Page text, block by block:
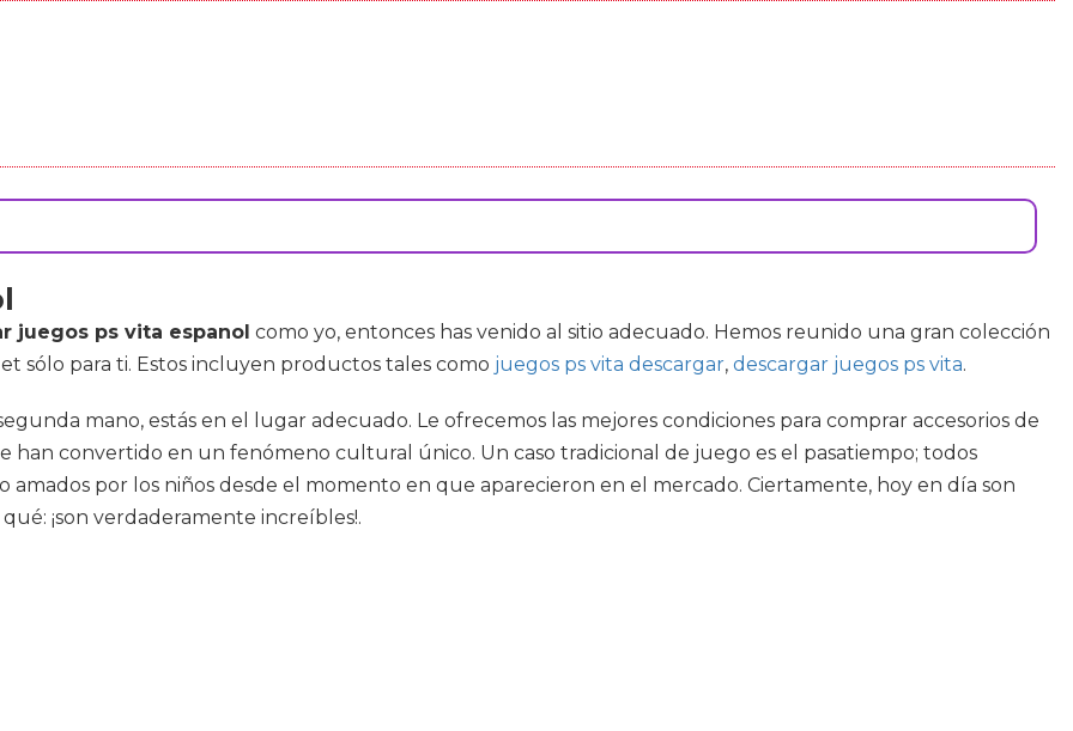
juegos ps vita espanol como yo, entonces has venido al sitio adecuado. Hemos reunido una gran colección
sólo para ti. Estos incluyen productos tales como juegos ps vita descargar, descargar juegos ps vita.
mano, estás en el lugar adecuado. Le ofrecemos las mejores condiciones para comprar accesorios de
han convertido en un fenómeno cultural único. Un caso tradicional de juego es el pasatiempo; todos
amados por los niños desde el momento en que aparecieron en el mercado. Ciertamente, hoy en día son
¡son verdaderamente increíbles!.